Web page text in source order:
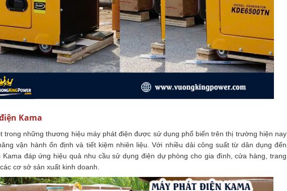
Kama
trong những thương hiệu máy phát điện được sử dụng phổ biến trên thị trường hiện nay
vận hành ổn định và tiết kiệm nhiên liệu. Với nhiều dải công suất từ dân dụng đến
Kama đáp ứng hiệu quả nhu cầu sử dụng điện dự phòng cho gia đình, cửa hàng, trang
cơ sở sản xuất kinh doanh.